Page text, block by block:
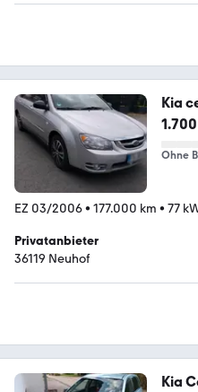
Kia
Ohne
EZ 03/2006• 177.000 km • 77
Privatanbieter
36119 Neuhof
Kia